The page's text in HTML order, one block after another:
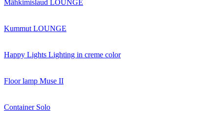
Mähkimislaud LOUNGE
Kummut LOUNGE
Happy Lights Lighting in creme color
Floor lamp Muse II
Container Solo